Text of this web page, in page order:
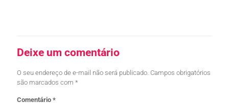
Deixe um comentário
O seu endereço de e-mail não será publicado. Campos obrigatórios
são marcados com *
Comentário *